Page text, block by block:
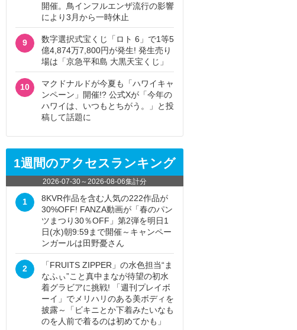
開催。鳥インフルエンザ流行の影響
により3月から一時休止
9
数字選択式宝くじ「ロト 6」で1等5
億4,874万7,800円が発生! 発生売り
場は「京急平和島 大黒天宝くじ」
10
マクドナルドが今夏も「ハワイキャ
ンペーン」開催!? 公式Xが「今年の
ハワイは、いつもとちがう。」と投
稿して話題に
1週間のアクセスランキング
2026-07-30～2026-08-06集計分
1
8KVR作品を含む人気の222作品が
30%OFF! FANZA動画が「春のパン
ツまつり30％OFF」第2弾を明日1
日(水)朝9:59まで開催～キャンペー
ンガールは田野憂さん
2
「FRUITS ZIPPER」の水色担当“ま
なふぃ”こと真中まなが待望の初水
着グラビアに挑戦! 「週刊プレイボ
ーイ」でメリハリのある美ボディを
披露～「ビキニとか下着みたいなも
のを人前で着るのは初めてかも」